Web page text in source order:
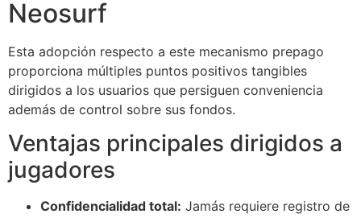
Neosurf
Esta adopción respecto a este mecanismo prepago
proporciona múltiples puntos positivos tangibles
dirigidos a los usuarios que persiguen conveniencia
además de control sobre sus fondos.
Ventajas principales dirigidos a
jugadores
Confidencialidad total: Jamás requiere registro de